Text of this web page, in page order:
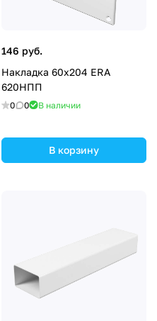
146 руб.
Накладка 60х204 ERA
620НПП
0 0 В наличии
В корзину